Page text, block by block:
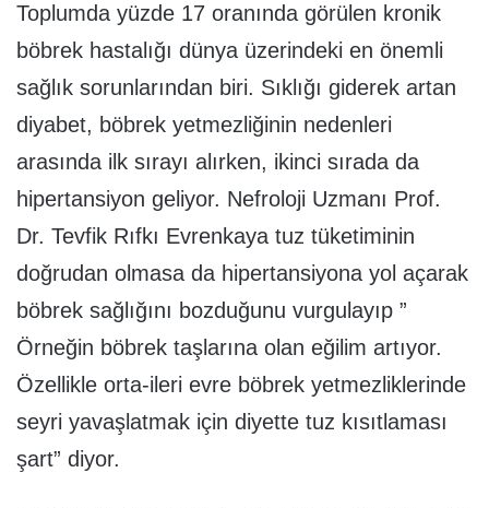
Toplumda yüzde 17 oranında görülen kronik
böbrek hastalığı dünya üzerindeki en önemli
sağlık sorunlarından biri. Sıklığı giderek artan
diyabet, böbrek yetmezliğinin nedenleri
arasında ilk sırayı alırken, ikinci sırada da
hipertansiyon geliyor. Nefroloji Uzmanı Prof.
Dr. Tevfik Rıfkı Evrenkaya tuz tüketiminin
doğrudan olmasa da hipertansiyona yol açarak
böbrek sağlığını bozduğunu vurgulayıp ”
Örneğin böbrek taşlarına olan eğilim artıyor.
Özellikle orta-ileri evre böbrek yetmezliklerinde
seyri yavaşlatmak için diyette tuz kısıtlaması
şart” diyor.